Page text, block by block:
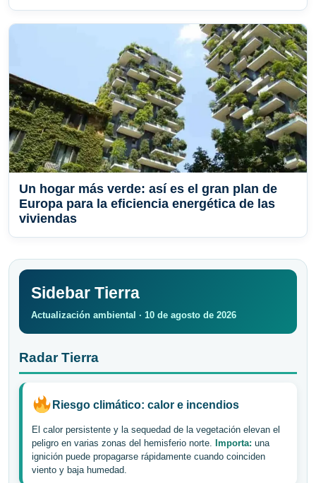
Un hogar más verde: así es el gran plan de
Europa para la eficiencia energética de las
viviendas
Sidebar Tierra
Actualización ambiental · 10 de agosto de 2026
Radar Tierra
Riesgo climático: calor e incendios
El calor persistente y la sequedad de la vegetación elevan el
peligro en varias zonas del hemisferio norte. Importa: una
ignición puede propagarse rápidamente cuando coinciden
viento y baja humedad.